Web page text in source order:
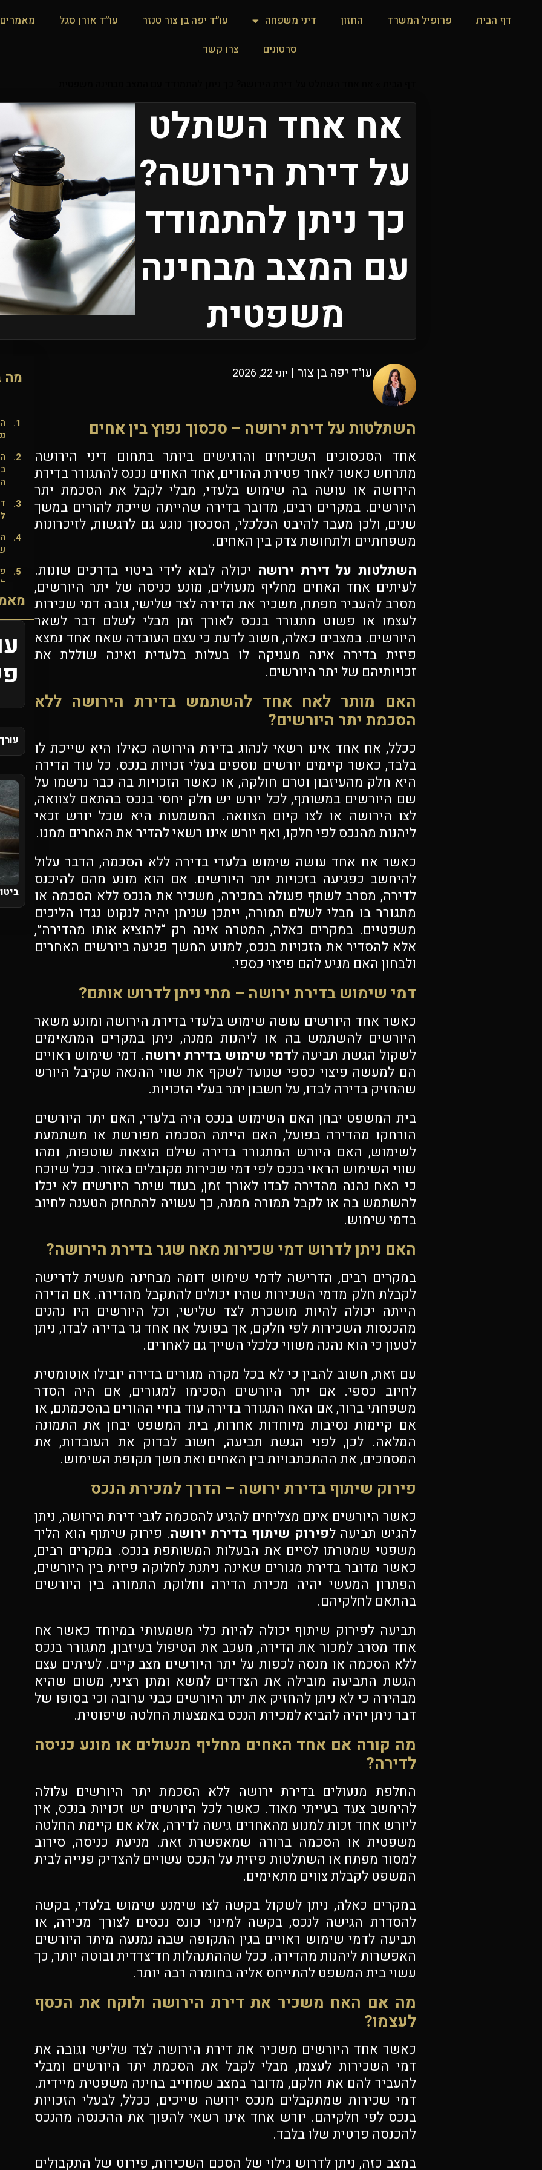
דף הבית פרופיל המשרד החזון דיני משפחה עו״ד יפה בן צור טנזר עו״ד אורן סגל
מאמרים
סרטונים
צרו קשר
אח אחד השתלט
על דירת הירושה?
כך ניתן להתמודד
עם המצב מבחינה
משפטית
עו"ד יפה בן צור | יוני 22, 2026
השתלטות על דירת ירושה – סכסוך נפוץ בין אחים
אחד הסכסוכים השכיחים והרגישים ביותר בתחום דיני הירושה
מתרחש כאשר לאחר פטירת ההורים, אחד האחים נכנס להתגורר בדירת
הירושה או עושה בה שימוש בלעדי, מבלי לקבל את הסכמת יתר
היורשים. במקרים רבים, מדובר בדירה שהייתה שייכת להורים במשך
שנים, ולכן מעבר להיבט הכלכלי, הסכסוך נוגע גם לרגשות, לזיכרונות
משפחתיים ולתחושת צדק בין האחים.
השתלטות על דירת ירושה יכולה לבוא לידי ביטוי בדרכים שונות.
לעיתים אחד האחים מחליף מנעולים, מונע כניסה של יתר היורשים,
מסרב להעביר מפתח, משכיר את הדירה לצד שלישי, גובה דמי שכירות
לעצמו או פשוט מתגורר בנכס לאורך זמן מבלי לשלם דבר לשאר
היורשים. במצבים כאלה, חשוב לדעת כי עצם העובדה שאח אחד נמצא
פיזית בדירה אינה מעניקה לו בעלות בלעדית ואינה שוללת את
זכויותיהם של יתר היורשים.
האם מותר לאח אחד להשתמש בדירת הירושה ללא
הסכמת יתר היורשים?
ככלל, אח אחד אינו רשאי לנהוג בדירת הירושה כאילו היא שייכת לו
בלבד, כאשר קיימים יורשים נוספים בעלי זכויות בנכס. כל עוד הדירה
היא חלק מהעיזבון וטרם חולקה, או כאשר הזכויות בה כבר נרשמו על
שם היורשים במשותף, לכל יורש יש חלק יחסי בנכס בהתאם לצוואה,
לצו הירושה או לצו קיום הצוואה. המשמעות היא שכל יורש זכאי
ליהנות מהנכס לפי חלקו, ואף יורש אינו רשאי להדיר את האחרים ממנו.
כאשר אח אחד עושה שימוש בלעדי בדירה ללא הסכמה, הדבר עלול
להיחשב כפגיעה בזכויות יתר היורשים. אם הוא מונע מהם להיכנס
לדירה, מסרב לשתף פעולה במכירה, משכיר את הנכס ללא הסכמה או
מתגורר בו מבלי לשלם תמורה, ייתכן שניתן יהיה לנקוט נגדו הליכים
משפטיים. במקרים כאלה, המטרה אינה רק “להוציא אותו מהדירה”,
אלא להסדיר את הזכויות בנכס, למנוע המשך פגיעה ביורשים האחרים
ולבחון האם מגיע להם פיצוי כספי.
דמי שימוש בדירת ירושה – מתי ניתן לדרוש אותם?
כאשר אחד היורשים עושה שימוש בלעדי בדירת הירושה ומונע משאר
היורשים להשתמש בה או ליהנות ממנה, ניתן במקרים המתאימים
לשקול הגשת תביעה לדמי שימוש בדירת ירושה. דמי שימוש ראויים
הם למעשה פיצוי כספי שנועד לשקף את שווי ההנאה שקיבל היורש
שהחזיק בדירה לבדו, על חשבון יתר בעלי הזכויות.
בית המשפט יבחן האם השימוש בנכס היה בלעדי, האם יתר היורשים
הורחקו מהדירה בפועל, האם הייתה הסכמה מפורשת או משתמעת
לשימוש, האם היורש המתגורר בדירה שילם הוצאות שוטפות, ומהו
שווי השימוש הראוי בנכס לפי דמי שכירות מקובלים באזור. ככל שיוכח
כי האח נהנה מהדירה לבדו לאורך זמן, בעוד שיתר היורשים לא יכלו
להשתמש בה או לקבל תמורה ממנה, כך עשויה להתחזק הטענה לחיוב
בדמי שימוש.
האם ניתן לדרוש דמי שכירות מאח שגר בדירת הירושה?
במקרים רבים, הדרישה לדמי שימוש דומה מבחינה מעשית לדרישה
לקבלת חלק מדמי השכירות שהיו יכולים להתקבל מהדירה. אם הדירה
הייתה יכולה להיות מושכרת לצד שלישי, וכל היורשים היו נהנים
מהכנסות השכירות לפי חלקם, אך בפועל אח אחד גר בדירה לבדו, ניתן
לטעון כי הוא נהנה משווי כלכלי השייך גם לאחרים.
עם זאת, חשוב להבין כי לא בכל מקרה מגורים בדירה יובילו אוטומטית
לחיוב כספי. אם יתר היורשים הסכימו למגורים, אם היה הסדר
משפחתי ברור, אם האח התגורר בדירה עוד בחיי ההורים בהסכמתם, או
אם קיימות נסיבות מיוחדות אחרות, בית המשפט יבחן את התמונה
המלאה. לכן, לפני הגשת תביעה, חשוב לבדוק את העובדות, את
המסמכים, את ההתכתבויות בין האחים ואת משך תקופת השימוש.
פירוק שיתוף בדירת ירושה – הדרך למכירת הנכס
כאשר היורשים אינם מצליחים להגיע להסכמה לגבי דירת הירושה, ניתן
להגיש תביעה לפירוק שיתוף בדירת ירושה. פירוק שיתוף הוא הליך
משפטי שמטרתו לסיים את הבעלות המשותפת בנכס. במקרים רבים,
כאשר מדובר בדירת מגורים שאינה ניתנת לחלוקה פיזית בין היורשים,
הפתרון המעשי יהיה מכירת הדירה וחלוקת התמורה בין היורשים
בהתאם לחלקיהם.
תביעה לפירוק שיתוף יכולה להיות כלי משמעותי במיוחד כאשר אח
אחד מסרב למכור את הדירה, מעכב את הטיפול בעיזבון, מתגורר בנכס
ללא הסכמה או מנסה לכפות על יתר היורשים מצב קיים. לעיתים עצם
הגשת התביעה מובילה את הצדדים למשא ומתן רציני, משום שהיא
מבהירה כי לא ניתן להחזיק את יתר היורשים כבני ערובה וכי בסופו של
דבר ניתן יהיה להביא למכירת הנכס באמצעות החלטה שיפוטית.
מה קורה אם אחד האחים מחליף מנעולים או מונע כניסה
לדירה?
החלפת מנעולים בדירת ירושה ללא הסכמת יתר היורשים עלולה
להיחשב צעד בעייתי מאוד. כאשר לכל היורשים יש זכויות בנכס, אין
ליורש אחד זכות למנוע מהאחרים גישה לדירה, אלא אם קיימת החלטה
משפטית או הסכמה ברורה שמאפשרת זאת. מניעת כניסה, סירוב
למסור מפתח או השתלטות פיזית על הנכס עשויים להצדיק פנייה לבית
המשפט לקבלת צווים מתאימים.
במקרים כאלה, ניתן לשקול בקשה לצו שימנע שימוש בלעדי, בקשה
להסדרת הגישה לנכס, בקשה למינוי כונס נכסים לצורך מכירה, או
תביעה לדמי שימוש ראויים בגין התקופה שבה נמנעה מיתר היורשים
האפשרות ליהנות מהדירה. ככל שההתנהלות חד־צדדית ובוטה יותר, כך
עשוי בית המשפט להתייחס אליה בחומרה רבה יותר.
מה אם האח משכיר את דירת הירושה ולוקח את הכסף
לעצמו?
כאשר אחד היורשים משכיר את דירת הירושה לצד שלישי וגובה את
דמי השכירות לעצמו, מבלי לקבל את הסכמת יתר היורשים ומבלי
להעביר להם את חלקם, מדובר במצב שמחייב בחינה משפטית מיידית.
דמי שכירות שמתקבלים מנכס ירושה שייכים, ככלל, לבעלי הזכויות
בנכס לפי חלקיהם. יורש אחד אינו רשאי להפוך את ההכנסה מהנכס
להכנסה פרטית שלו בלבד.
במצב כזה, ניתן לדרוש גילוי של הסכם השכירות, פירוט של התקבולים
מה